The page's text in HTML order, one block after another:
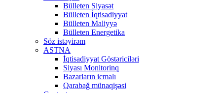
Bülleten Siyasət
Bülleten İqtisadiyyat
Bülleten Maliyyə
Bülleten Energetika
Söz istəyirəm
ASTNA
İqtisadiyyat Göstəriciləri
Siyası Monitorinq
Bazarların icmalı
Qarabağ münaqişəsi